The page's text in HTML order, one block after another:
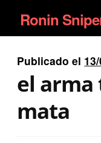
Ir
a
la
navegación
Ir
al
contenido
Ronin
EQUIPAMIENTO
Publicado el
el
mata